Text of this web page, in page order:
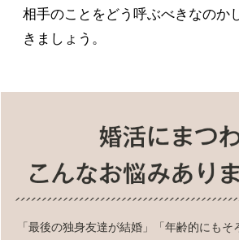
相手のことをどう呼ぶべきなのか
きましょう。
「最後の独身友達が結婚」「年齢的にも